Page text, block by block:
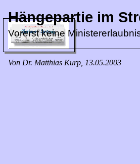
Hängepartie im
Vorerst keine
Von Dr. Matthias Kurp, 13.05.2003